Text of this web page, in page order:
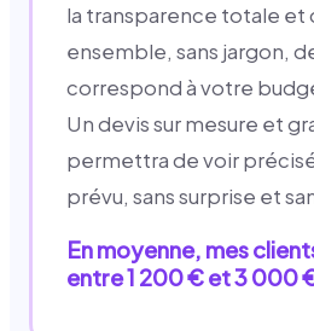
la transparence totale et
ensemble, sans jargon,
correspond à votre
Un devis sur mesure et
permettra de voir
prévu, sans surprise et
En moyenne, mes
entre 1 200 € et 3 000